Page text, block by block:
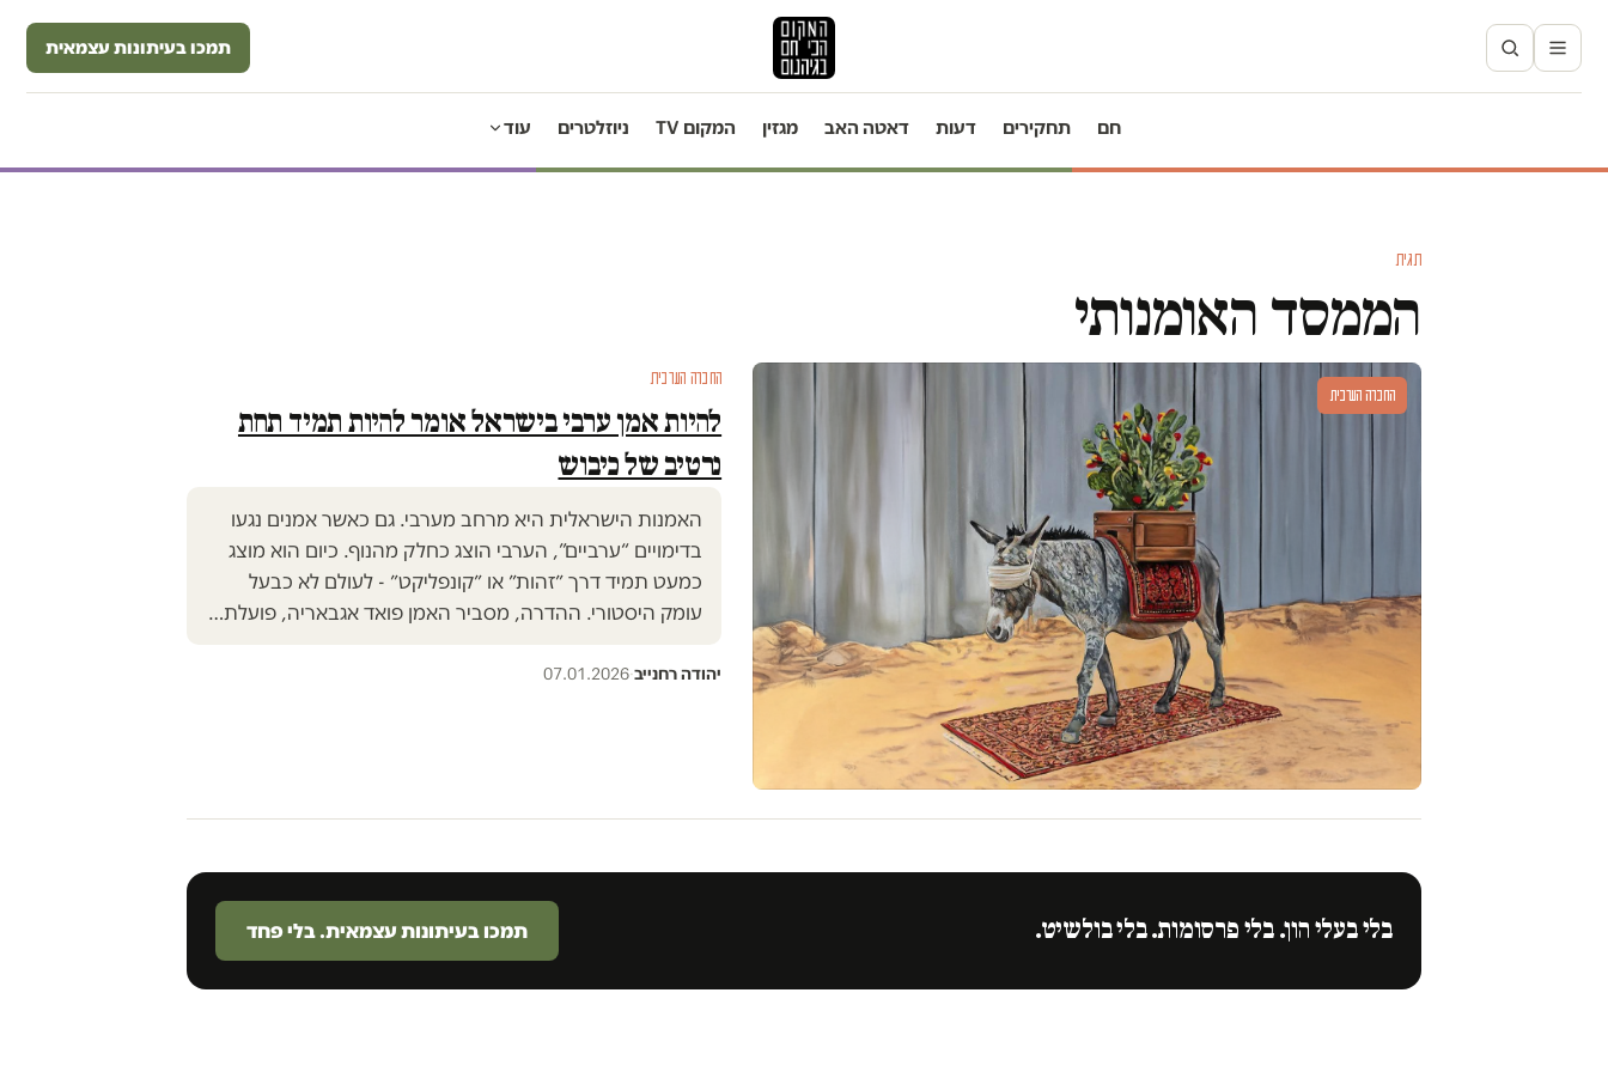
תמכו בעיתונות עצמאית
חם תחקירים דעות דאטה האב מגזין המקום TV ניוזלטרים עוד
תגית
הממסד האומנותי
החברה הערבית
החברה הערבית
להיות אמן ערבי בישראל אומר להיות תמיד תחת
נרטיב של כיבוש
האמנות הישראלית היא מרחב מערבי. גם כאשר אמנים נגעו
בדימויים “ערביים”, הערבי הוצג כחלק מהנוף. כיום הוא מוצג
כמעט תמיד דרך ״זהות״ או ״קונפליקט״ - לעולם לא כבעל
עומק היסטורי. ההדרה, מסביר האמן פואד אגבאריה, פועלת…
יהודה רחנייב·
07.01.2026
בלי בעלי הון. בלי פרסומות. בלי בולשיט. תמכו בעיתונות עצמאית. בלי פחד